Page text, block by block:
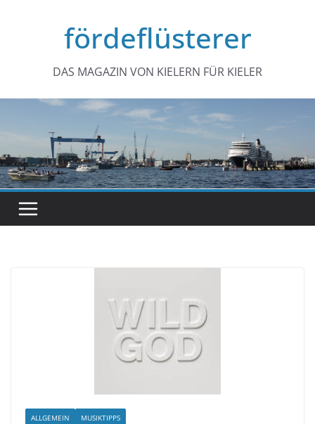
fördeflüsterer
DAS MAGAZIN VON KIELERN FÜR KIELER
ALLGEMEIN MUSIKTIPPS